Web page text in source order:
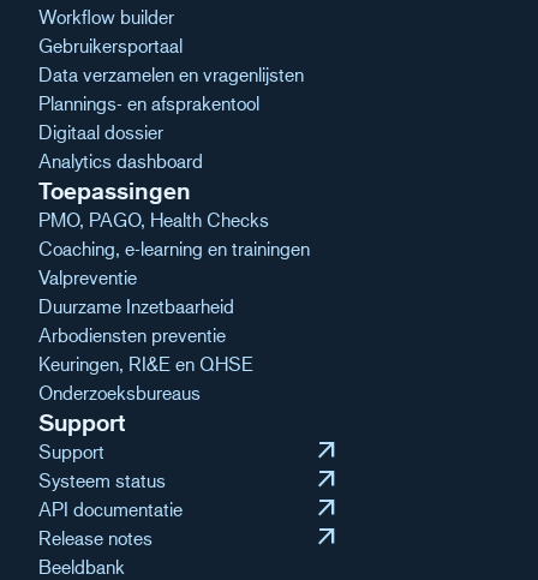
Workflow builder
Gebruikersportaal
Data verzamelen en vragenlijsten
Plannings- en afsprakentool
Digitaal dossier
Analytics dashboard
Toepassingen
PMO, PAGO, Health Checks
Coaching, e-learning en trainingen
Valpreventie
Duurzame Inzetbaarheid
Arbodiensten preventie
Keuringen, RI&E en QHSE
Onderzoeksbureaus
Support
Support arrow_outward
Systeem status arrow_outward
API documentatie arrow_outward
Release notes arrow_outward
Beeldbank